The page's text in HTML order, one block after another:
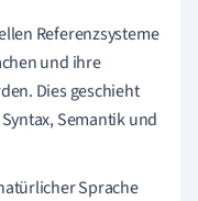
Referenzsysteme
und ihre
Dies geschieht
Semantik und
Sprache